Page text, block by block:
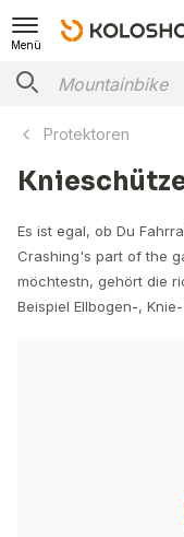
Menü
Protektoren
Es ist egal, ob Du
Crashing's part of the
möchtestn, gehört die
Beispiel Ellbogen-,